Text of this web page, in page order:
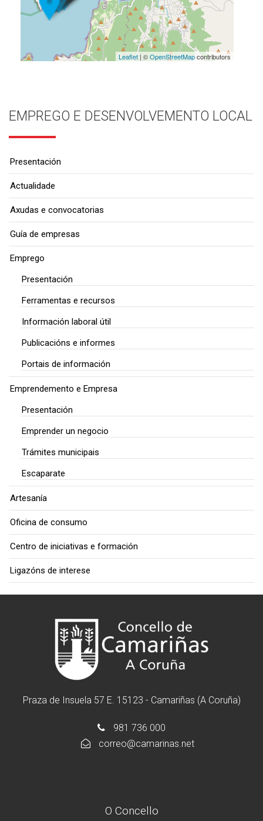
Leaflet| ©OpenStreetMapcontributors
EMPREGO E DESENVOLVEMENTO LOCAL
Presentación
Actualidade
Axudas e convocatorias
Guía de empresas
Emprego
Presentación
Ferramentas e recursos
Información laboral útil
Publicacións e informes
Portais de información
Emprendemento e Empresa
Presentación
Emprender un negocio
Trámites municipais
Escaparate
Artesanía
Oficina de consumo
Centro de iniciativas e formación
Ligazóns de interese
Praza de Insuela 57 E. 15123 - Camariñas (A Coruña)
981 736 000
correo@camarinas.net
O Concello